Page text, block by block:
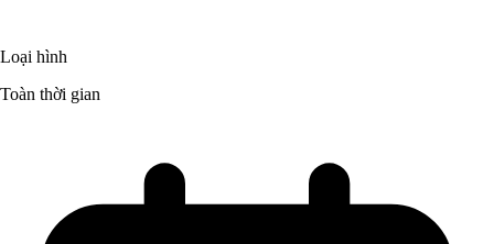
Loại hình
Toàn thời gian